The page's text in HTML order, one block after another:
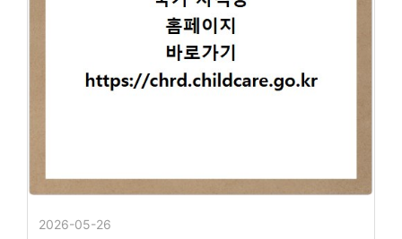
2026-05-26